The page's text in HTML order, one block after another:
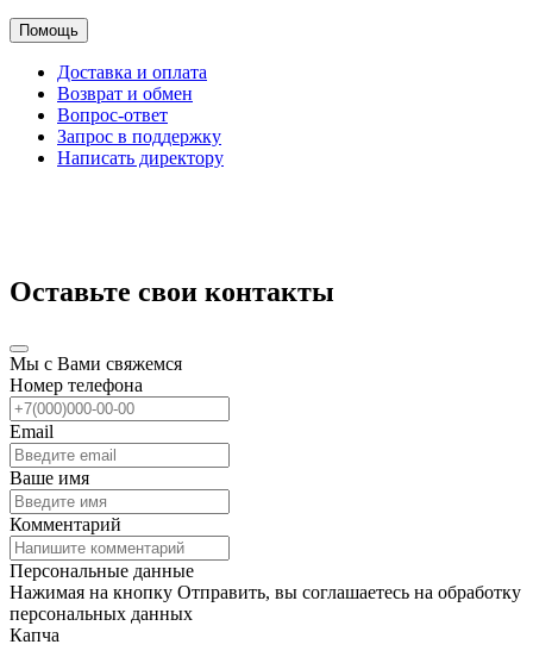
Помощь
Доставка и оплата
Возврат и обмен
Вопрос-ответ
Запрос в поддержку
Написать директору
Оставьте свои контакты
Мы с Вами свяжемся
Номер телефона
Email
Ваше имя
Комментарий
Персональные данные
Нажимая на кнопку Отправить, вы соглашаетесь на обработку
персональных данных
Капча